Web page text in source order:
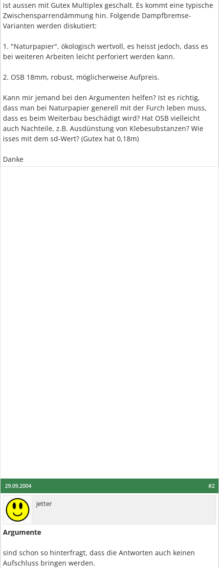
ist aussen mit Gutex Multiplex geschalt. Es kommt eine typische
Zwischensparrendämmung hin. Folgende Dampfbremse-
Varianten werden diskutiert:
1. "Naturpapier", ökologisch wertvoll, es heisst jedoch, dass es
bei weiteren Arbeiten leicht perforiert werden kann.
2. OSB 18mm, robust, möglicherweise Aufpreis.
Kann mir jemand bei den Argumenten helfen? Ist es richtig,
dass man bei Naturpapier generell mit der Furch leben muss,
dass es beim Weiterbau beschädigt wird? Hat OSB vielleicht
auch Nachteile, z.B. Ausdünstung von Klebesubstanzen? Wie
isses mit dem sd-Wert? (Gutex hat 0,18m)
Danke
#2
29.09.2004
jetter
Argumente
sind schon so hinterfragt, dass die Antworten auch keinen
Aufschluss bringen werden.